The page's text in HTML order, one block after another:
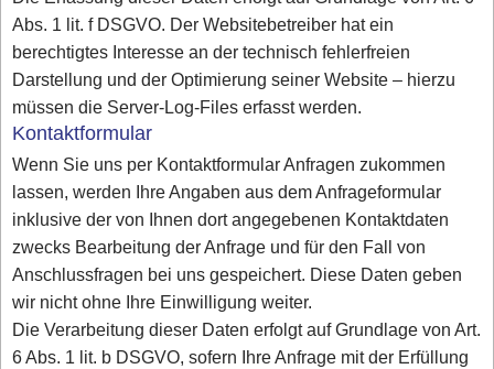
Abs. 1 lit. f DSGVO. Der Websitebetreiber hat ein
berechtigtes Interesse an der technisch fehlerfreien
Darstellung und der Optimierung seiner Website – hierzu
müssen die Server-Log-Files erfasst werden.
Kontaktformular
Wenn Sie uns per Kontaktformular Anfragen zukommen
lassen, werden Ihre Angaben aus dem Anfrageformular
inklusive der von Ihnen dort angegebenen Kontaktdaten
zwecks Bearbeitung der Anfrage und für den Fall von
Anschlussfragen bei uns gespeichert. Diese Daten geben
wir nicht ohne Ihre Einwilligung weiter.
Die Verarbeitung dieser Daten erfolgt auf Grundlage von Art.
6 Abs. 1 lit. b DSGVO, sofern Ihre Anfrage mit der Erfüllung